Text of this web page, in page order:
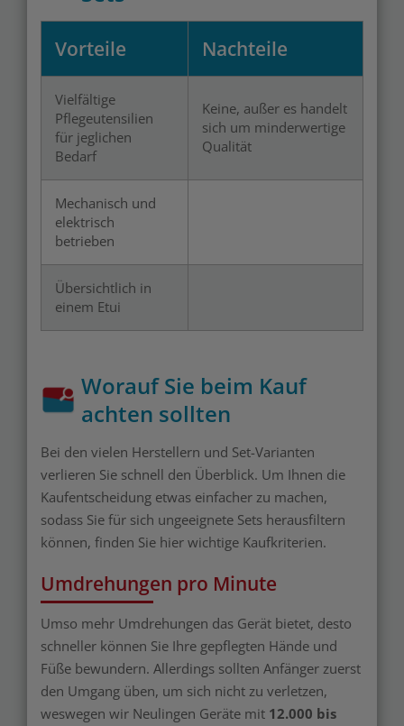
Vorteile Nachteile
Vielfältige
Pflegeutensilien
für jeglichen
Bedarf
Keine, außer es handelt
sich um minderwertige
Qualität
Mechanisch und
elektrisch
betrieben
Übersichtlich in
einem Etui
Worauf Sie beim Kauf
achten sollten
Bei den vielen Herstellern und Set-Varianten
verlieren Sie schnell den Überblick. Um Ihnen die
Kaufentscheidung etwas einfacher zu machen,
sodass Sie für sich ungeeignete Sets herausfiltern
können, finden Sie hier wichtige Kaufkriterien.
Umdrehungen pro Minute
Umso mehr Umdrehungen das Gerät bietet, desto
schneller können Sie Ihre gepflegten Hände und
Füße bewundern. Allerdings sollten Anfänger zuerst
den Umgang üben, um sich nicht zu verletzen,
weswegen wir Neulingen Geräte mit 12.000 bis